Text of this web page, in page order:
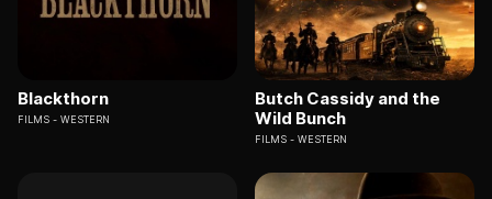
Blackthorn
FILMS WESTERN
Butch Cassidy and the
Wild Bunch
FILMS WESTERN